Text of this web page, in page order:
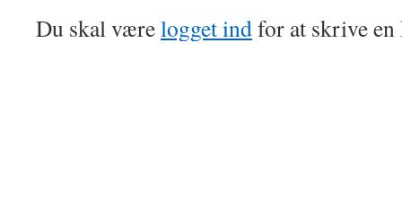
Du skal værelogget indfor at skrive en